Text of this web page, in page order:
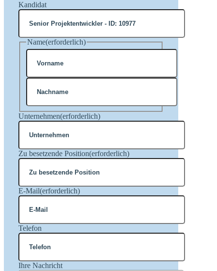
Kandidat
Name(erforderlich)
Vorname
Nachname
Unternehmen(erforderlich)
Zu besetzende Position(erforderlich)
E-Mail(erforderlich)
Telefon
Ihre Nachricht